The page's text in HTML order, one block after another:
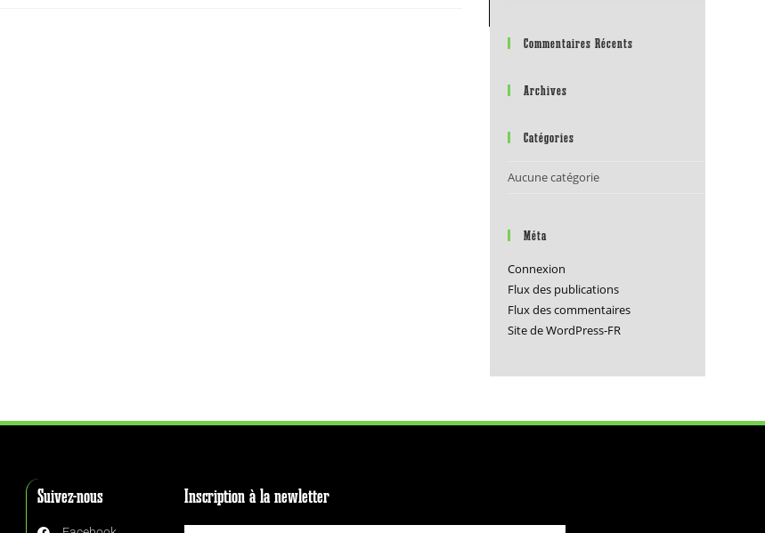
Commentaires Récents
Archives
Catégories
Aucune catégorie
Méta
Connexion
Flux des publications
Flux des commentaires
Site de WordPress-FR
Suivez-nous Inscription à la newletter